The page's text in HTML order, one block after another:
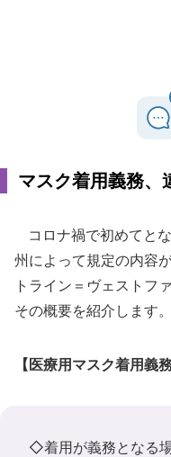
マスク着用義務、
コロナ禍で初めてと
州によって規定の内容
トライン＝ヴェストフ
その概要を紹介します。
【医療用マスク着用
◇着用が義務となる